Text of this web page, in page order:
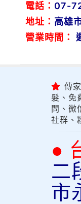
電話： 07-
地址： 高雄
營業時間：
傳
髮、免
問、微
社群、
●
二
市